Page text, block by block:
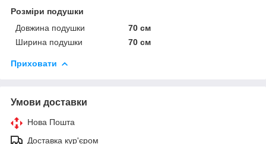
Розміри подушки
Довжина подушки
70 см
Ширина подушки
70 см
Приховати
Умови доставки
Нова Пошта
Доставка кур'єром